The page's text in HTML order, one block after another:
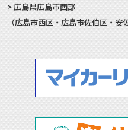
広島県広島市西部
（広島市西区・ 広島市佐伯区・ 安